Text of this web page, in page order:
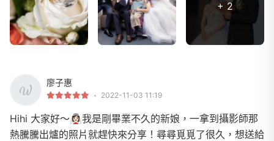
+ 2
廖子惠
2022-11-03 11:19
Hihi 大家好～👰🏻‍♀️我是剛畢業不久的新娘，一拿到攝影師那
熱騰騰出爐的照片就趕快來分享！尋尋覓覓了很久，想送給